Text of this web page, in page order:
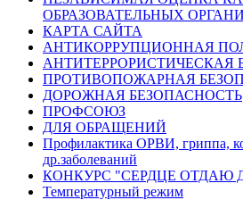
ОБРАЗОВАТЕЛЬНЫХ
КАРТА САЙТА
АНТИКОРРУПЦИОННАЯ
АНТИТЕРРОРИСТИЧЕСКАЯ
ПРОТИВОПОЖАРНАЯ
ДОРОЖНАЯ БЕЗОПАСНОСТЬ
ПРОФСОЮЗ
ДЛЯ ОБРАЩЕНИЙ
Профилактика ОРВИ, гриппа,
др.заболеваний
КОНКУРС "СЕРДЦЕ ОТДАЮ
Температурный режим